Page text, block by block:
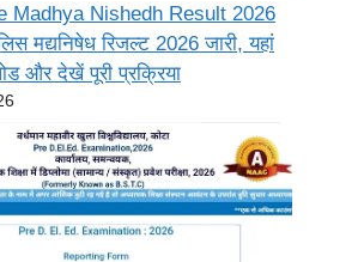
Madhya Nishedh Result 2026
मद्यनिषेध रिजल्ट 2026 जारी, यहां
और देखें पूरी प्रक्रिया